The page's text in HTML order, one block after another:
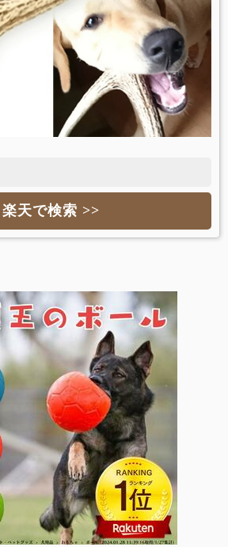
楽天で検索 >>